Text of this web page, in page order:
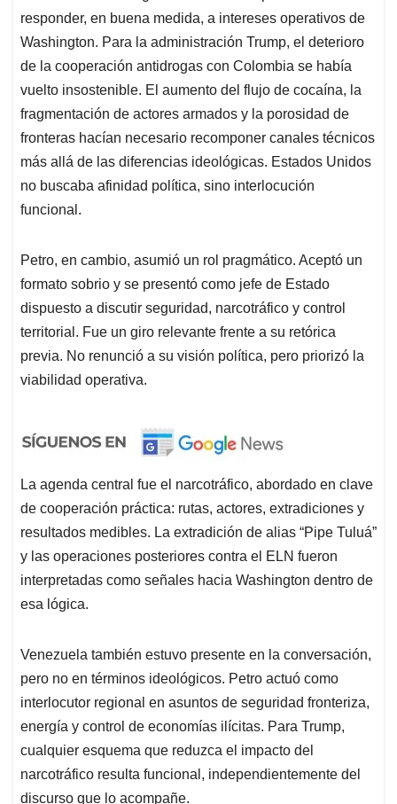
responder, en buena medida, a intereses operativos de
Washington. Para la administración Trump, el deterioro
de la cooperación antidrogas con Colombia se había
vuelto insostenible. El aumento del flujo de cocaína, la
fragmentación de actores armados y la porosidad de
fronteras hacían necesario recomponer canales técnicos
más allá de las diferencias ideológicas. Estados Unidos
no buscaba afinidad política, sino interlocución
funcional.
Petro, en cambio, asumió un rol pragmático. Aceptó un
formato sobrio y se presentó como jefe de Estado
dispuesto a discutir seguridad, narcotráfico y control
territorial. Fue un giro relevante frente a su retórica
previa. No renunció a su visión política, pero priorizó la
viabilidad operativa.
La agenda central fue el narcotráfico, abordado en clave
de cooperación práctica: rutas, actores, extradiciones y
resultados medibles. La extradición de alias “Pipe Tuluá”
y las operaciones posteriores contra el ELN fueron
interpretadas como señales hacia Washington dentro de
esa lógica.
Venezuela también estuvo presente en la conversación,
pero no en términos ideológicos. Petro actuó como
interlocutor regional en asuntos de seguridad fronteriza,
energía y control de economías ilícitas. Para Trump,
cualquier esquema que reduzca el impacto del
narcotráfico resulta funcional, independientemente del
discurso que lo acompañe.